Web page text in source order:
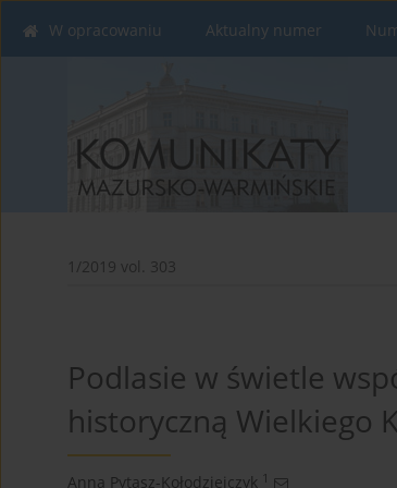
W opracowaniu Aktualny numer
1/2019 vol. 303
Podlasie w świetle
historyczną Wielkiego
Anna Pytasz-Kołodziejczyk 1